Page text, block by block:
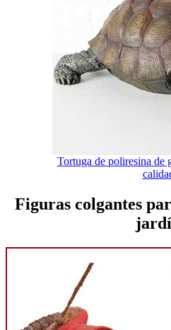
Tortuga de poliresina de
Figuras colgantes